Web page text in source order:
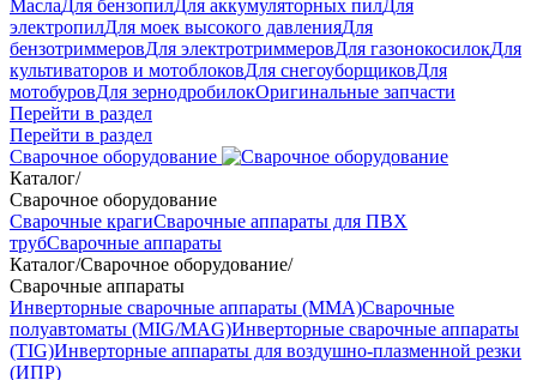
МаслаДля бензопилДля аккумуляторных пилДля
электропилДля моек высокого давленияДля
бензотриммеровДля электротриммеровДля газонокосилокДля
культиваторов и мотоблоковДля снегоуборщиковДля
мотобуровДля зернодробилокОригинальные запчасти
Перейти в раздел
Перейти в раздел
Сварочное оборудование
Каталог/
Сварочное оборудование
Сварочные крагиСварочные аппараты для ПВХ
трубСварочные аппараты
Каталог/Сварочное оборудование/
Сварочные аппараты
Инверторные сварочные аппараты (ММА)Сварочные
полуавтоматы (MIG/MAG)Инверторные сварочные аппараты
(TIG)Инверторные аппараты для воздушно-плазменной резки
(ИПР)